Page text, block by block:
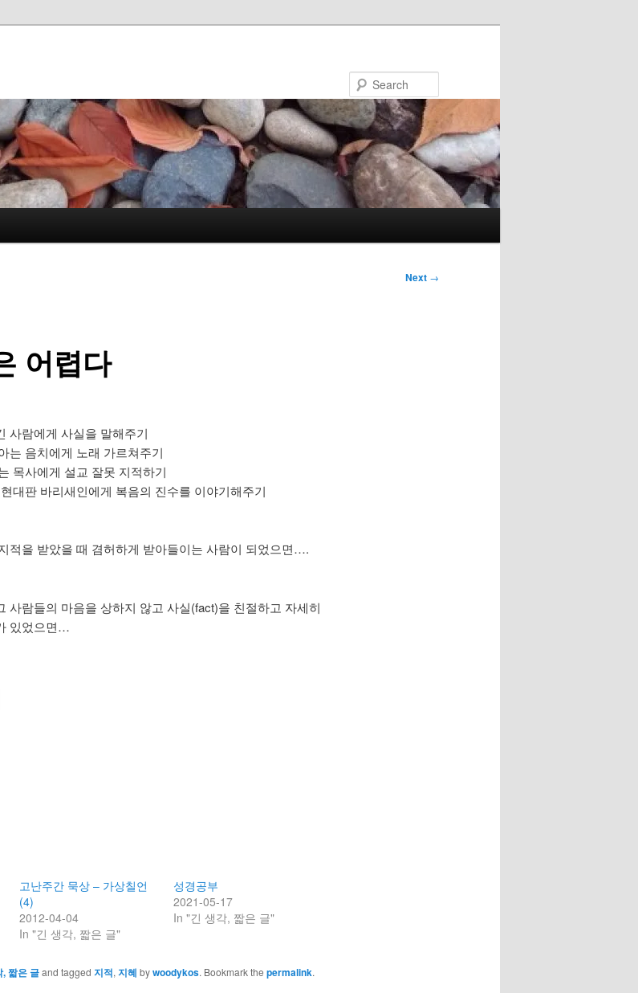
Next →
어렵다
사람에게 사실을 말해주기
는 음치에게 노래 가르쳐주기
목사에게 설교 잘못 지적하기
대판 바리새인에게 복음의 진수를 이야기해주기
적을 받았을 때 겸허하게 받아들이는 사람이 되었으면….
사람들의 마음을 상하지 않고 사실(fact)을 친절하고 자세히
있었으면…
고난주간 묵상 – 가상칠언
(4)
2012-04-04
In "긴 생각, 짧은 글"
성경공부
2021-05-17
In "긴 생각, 짧은 글"
, 짧은 글and tagged 지적, 지혜 bywoodykos. Bookmark the permalink.